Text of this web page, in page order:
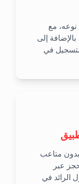
نوعه، مع
إلى
في
متاعب
عبر
الرائد في